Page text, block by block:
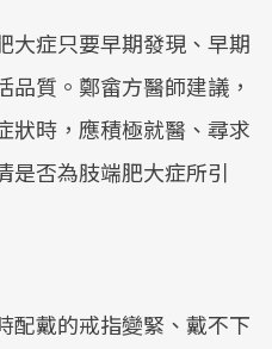
大症只要早期發現、早期
質。鄭畲方醫師建議，
狀時，應積極就醫、尋求
是否為肢端肥大症所引
配戴的戒指變緊、戴不下